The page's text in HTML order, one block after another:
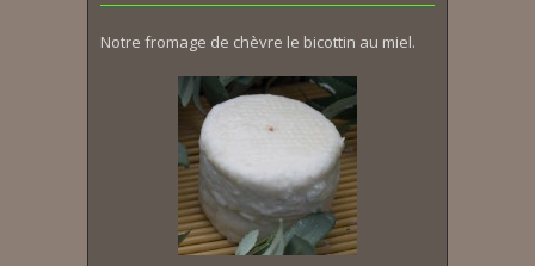
Notre fromage de chèvre le bicottin au miel.